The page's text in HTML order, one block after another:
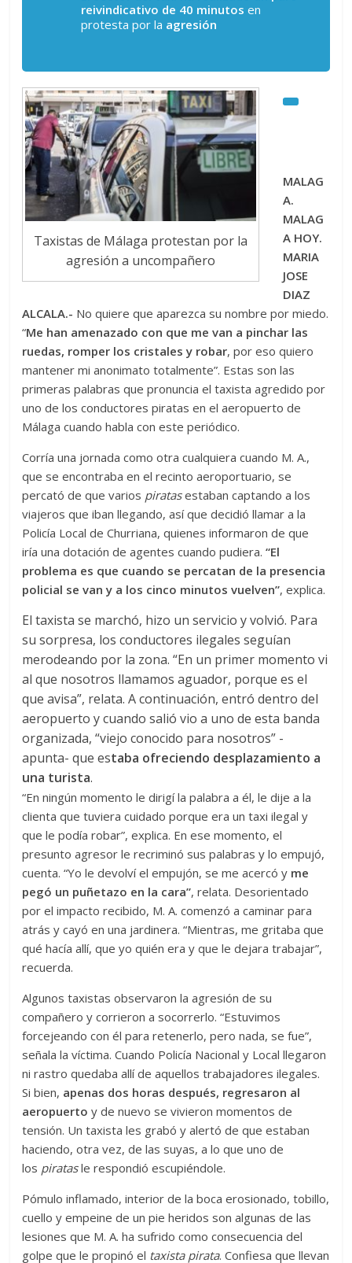
reivindicativo de 40 minutosen
protesta por la agresión
Taxistas de Málaga protestan por la
agresión a uncompañero
MALAG
A.
MALAG
A HOY.
MARIA
JOSE
DIAZ
ALCALA.- No quiere que aparezca su nombre por miedo.
“Me han amenazado con que me van a pinchar las
ruedas, romper los cristales y robar, por eso quiero
mantener mi anonimato totalmente”. Estas son las
primeras palabras que pronuncia el taxista agredido por
uno de los conductores piratas en el aeropuerto de
Málaga cuando habla con este periódico.
Corría una jornada como otra cualquiera cuando M. A.,
que se encontraba en el recinto aeroportuario, se
percató de que varios piratasestaban captando a los
viajeros que iban llegando, así que decidió llamar a la
Policía Local de Churriana, quienes informaron de que
iría una dotación de agentes cuando pudiera.“El
problema es que cuando se percatan de la presencia
policial se van y a los cinco minutos vuelven”, explica.
El taxista se marchó, hizo un servicio y volvió. Para
su sorpresa, los conductores ilegales seguían
merodeando por la zona. “En un primer momento vi
al que nosotros llamamos aguador, porque es el
que avisa”, relata. A continuación, entró dentro del
aeropuerto y cuando salió vio a uno de esta banda
organizada, “viejo conocido para nosotros” -
apunta- que estaba ofreciendo desplazamiento a
una turista.
“En ningún momento le dirigí la palabra a él, le dije a la
clienta que tuviera cuidado porque era un taxi ilegal y
que le podía robar”, explica. En ese momento, el
presunto agresor le recriminó sus palabras y lo empujó,
cuenta. “Yo le devolví el empujón, se me acercó y me
pegó un puñetazo en la cara”, relata. Desorientado
por el impacto recibido, M. A. comenzó a caminar para
atrás y cayó en una jardinera. “Mientras, me gritaba que
qué hacía allí, que yo quién era y que le dejara trabajar”,
recuerda.
Algunos taxistas observaron la agresión de su
compañero y corrieron a socorrerlo. “Estuvimos
forcejeando con él para retenerlo, pero nada, se fue”,
señala la víctima. Cuando Policía Nacional y Local llegaron
ni rastro quedaba allí de aquellos trabajadores ilegales.
Si bien, apenas dos horas después, regresaron al
aeropuerto y de nuevo se vivieron momentos de
tensión. Un taxista les grabó y alertó de que estaban
haciendo, otra vez, de las suyas, a lo que uno de
los piratasle respondió escupiéndole.
Pómulo inflamado, interior de la boca erosionado, tobillo,
cuello y empeine de un pie heridos son algunas de las
lesiones que M. A. ha sufrido como consecuencia del
golpe que le propinó el taxista pirata. Confiesa que llevan